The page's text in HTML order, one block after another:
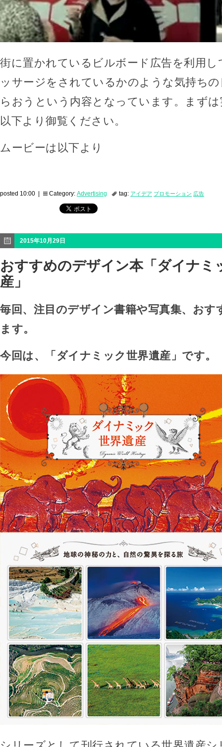
街に置かれているビルボード広告を利用
ッサージをされているかのような気持ち
らおうという内容となっています。まず
以下より御覧ください。
ムービーは以下より
posted 10:00 | Category: Advertising tag: アイデア プロモーション 広告
2015年10月29日
おすすめのデザイン本「ダイナミ
産」
毎回、注目のデザイン書籍や写真集、おす
ます。
今回は、「ダイナミック世界遺産」です。